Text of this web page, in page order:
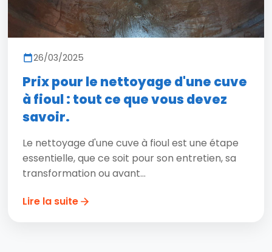
26/03/2025
Prix pour le nettoyage d'une cuve
à fioul : tout ce que vous devez
savoir.
Le nettoyage d'une cuve à fioul est une étape
essentielle, que ce soit pour son entretien, sa
transformation ou avant...
Lire la suite